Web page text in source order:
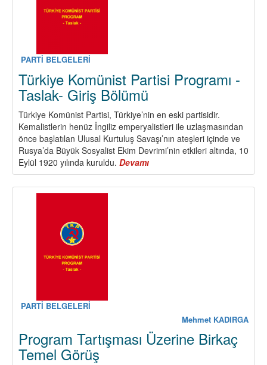
PARTİ BELGELERİ
Türkiye Komünist Partisi Programı -
Taslak- Giriş Bölümü
Türkiye Komünist Partisi, Türkiye’nin en eski partisidir.
Kemalistlerin henüz İngiliz emperyalistleri ile uzlaşmasından
önce başlatılan Ulusal Kurtuluş Savaşı’nın ateşleri içinde ve
Rusya’da Büyük Sosyalist Ekim Devrimi’nin etkileri altında, 10
Eylül 1920 yılında kuruldu. Devamı
Türkiye
Komünist
PARTİ BELGELERİ
Mehmet KADIRGA
Program Tartışması Üzerine Birkaç
Temel Görüş